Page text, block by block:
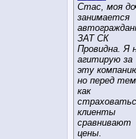
Стас, моя
занимается
ЗАТ СК
Провидна. Я
агитирую за
эту
но перед
как
клиенты
сравнивают
цены.